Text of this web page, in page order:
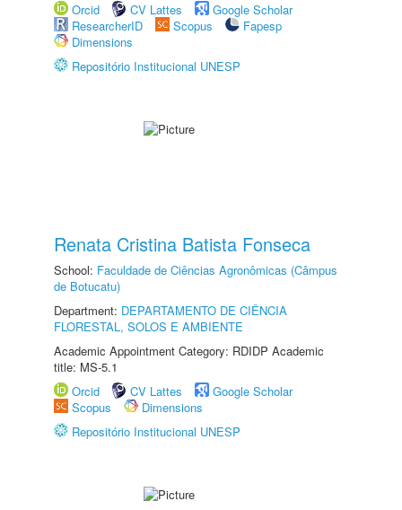
Orcid
CV Lattes
Google Scholar
ResearcherID
Scopus
Fapesp
Dimensions
Repositório Institucional UNESP
Renata Cristina Batista Fonseca
School: Faculdade de Ciências Agronômicas (Câmpus
de Botucatu)
Department: DEPARTAMENTO DE CIÊNCIA
FLORESTAL, SOLOS E AMBIENTE
Academic Appointment Category: RDIDP Academic
title: MS-5.1
Orcid
CV Lattes
Google Scholar
Scopus
Dimensions
Repositório Institucional UNESP